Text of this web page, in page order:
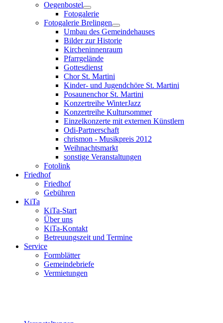
Oegenbostel
Fotogalerie
Fotogalerie Brelingen
Umbau des Gemeindehauses
Bilder zur Historie
Kircheninnenraum
Pfarrgelände
Gottesdienst
Chor St. Martini
Kinder- und Jugendchöre St. Martini
Posaunenchor St. Martini
Konzertreihe WinterJazz
Konzertreihe Kultursommer
Einzelkonzerte mit externen Künstlern
Odi-Partnerschaft
chrismon - Musikpreis 2012
Weihnachtsmarkt
sonstige Veranstaltungen
Fotolink
Friedhof
Friedhof
Gebühren
KiTa
KiTa-Start
Über uns
KiTa-Kontakt
Betreuungszeit und Termine
Service
Formblätter
Gemeindebriefe
Vermietungen